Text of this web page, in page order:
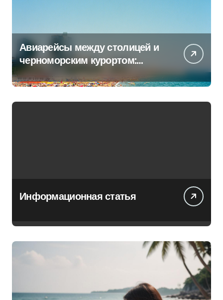
Авиарейсы между столицей и
черноморским курортом:
перечень всех операторов
Информационная статья